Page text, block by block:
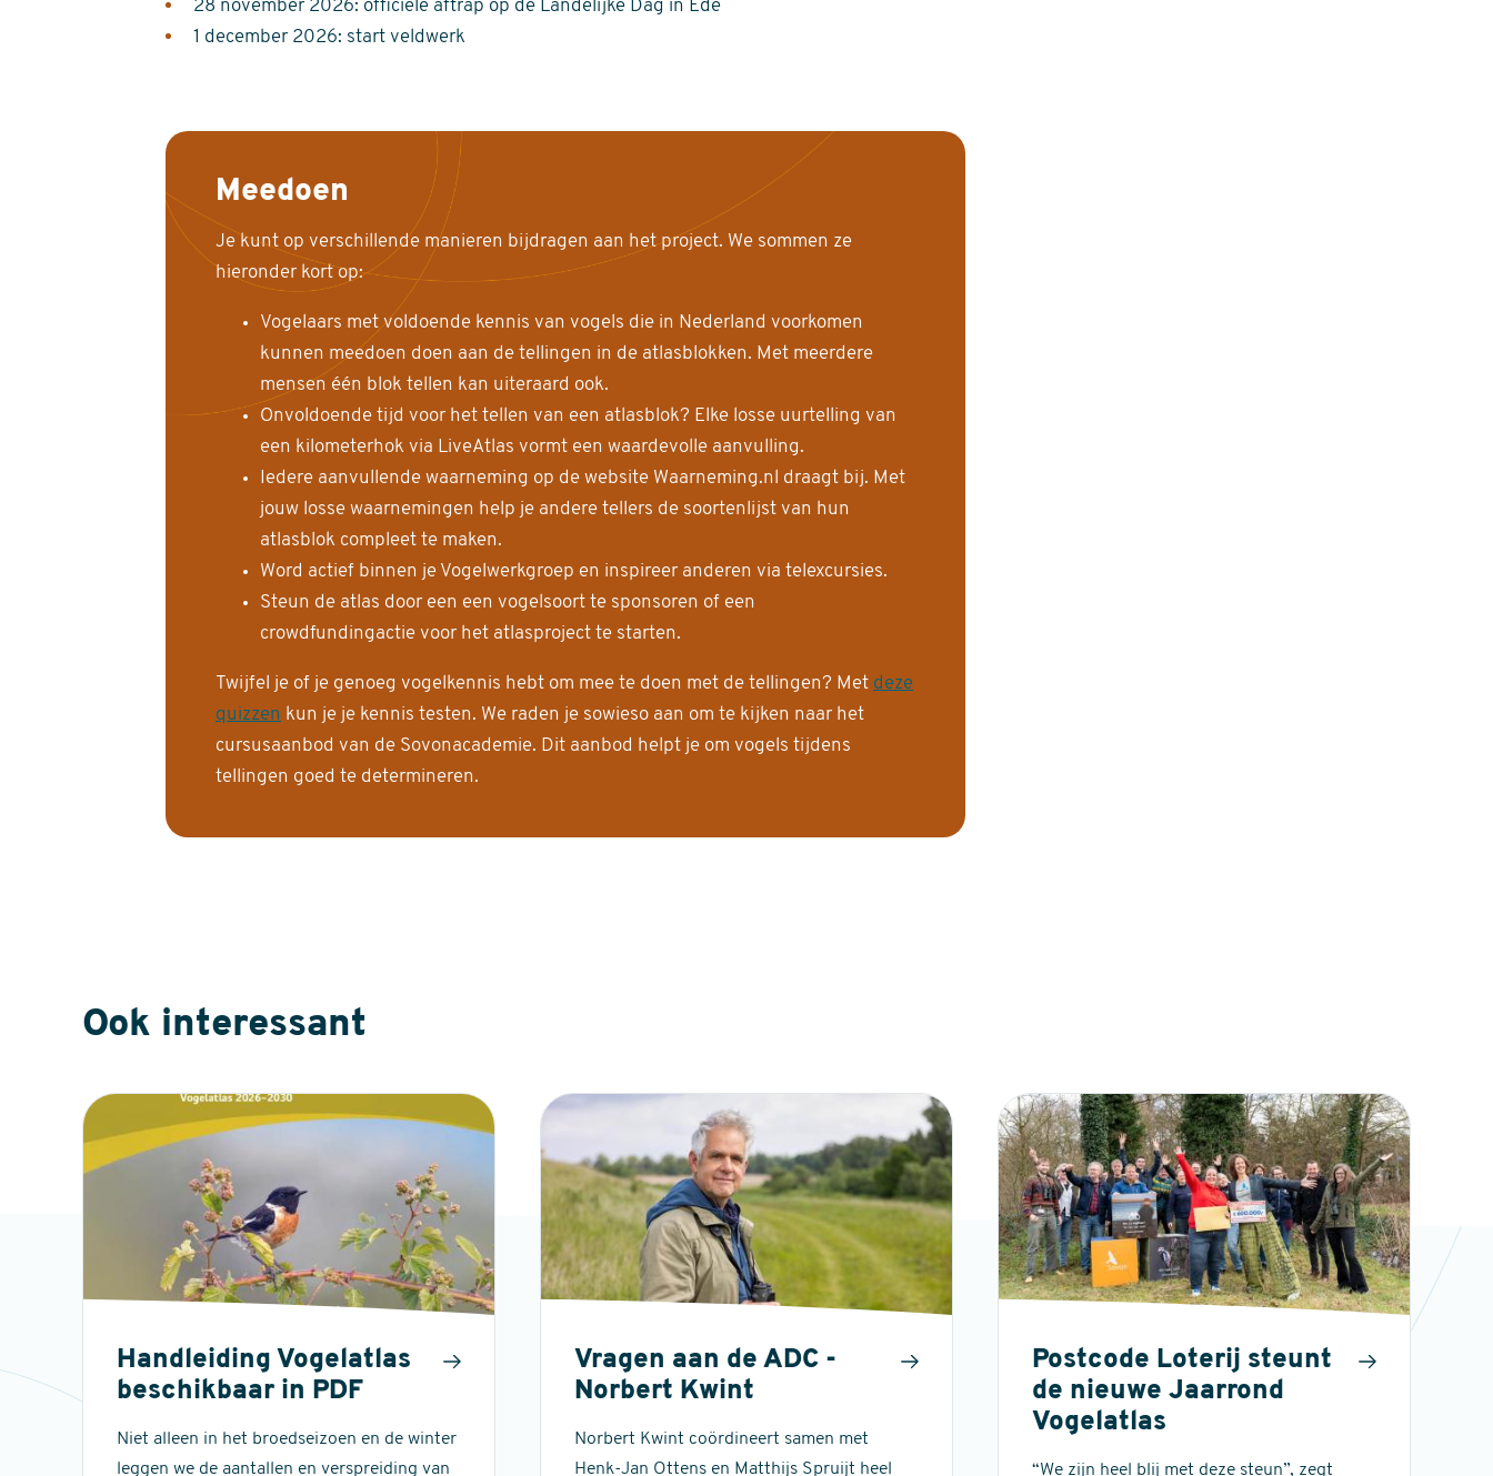
28 november 2026: officiële aftrap op de Landelijke Dag in Ede
1 december 2026: start veldwerk
Meedoen
Je kunt op verschillende manieren bijdragen aan het project. We sommen ze
hieronder kort op:
Vogelaars met voldoende kennis van vogels die in Nederland voorkomen
kunnen meedoen doen aan de tellingen in de atlasblokken. Met meerdere
mensen één blok tellen kan uiteraard ook.
Onvoldoende tijd voor het tellen van een atlasblok? Elke losse uurtelling van
een kilometerhok via LiveAtlas vormt een waardevolle aanvulling.
Iedere aanvullende waarneming op de website Waarneming.nl draagt bij. Met
jouw losse waarnemingen help je andere tellers de soortenlijst van hun
atlasblok compleet te maken.
Word actief binnen je Vogelwerkgroep en inspireer anderen via telexcursies.
Steun de atlas door een een vogelsoort te sponsoren of een
crowdfundingactie voor het atlasproject te starten.
Twijfel je of je genoeg vogelkennis hebt om mee te doen met de tellingen? Met deze
quizzen kun je je kennis testen. We raden je sowieso aan om te kijken naar het
cursusaanbod van de Sovonacademie. Dit aanbod helpt je om vogels tijdens
tellingen goed te determineren.
Ook interessant
Handleiding Vogelatlas
beschikbaar in PDF
Niet alleen in het broedseizoen en de winter
leggen we de aantallen en verspreiding van
Vragen aan de ADC -
Norbert Kwint
Norbert Kwint coördineert samen met
Henk-Jan Ottens en Matthijs Spruijt heel
Postcode Loterij steunt
de nieuwe Jaarrond
Vogelatlas
“We zijn heel blij met deze steun”, zegt